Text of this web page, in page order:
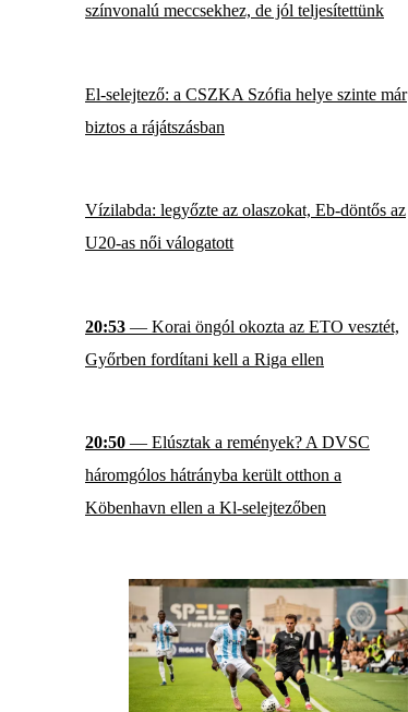
színvonalú meccsekhez, de jól teljesítettünk
El-selejtező: a CSZKA Szófia helye szinte már
biztos a rájátszásban
Vízilabda: legyőzte az olaszokat, Eb-döntős az
U20-as női válogatott
20:53 — Korai öngól okozta az ETO vesztét,
Győrben fordítani kell a Riga ellen
20:50 — Elúsztak a remények? A DVSC
háromgólos hátrányba került otthon a
Köbenhavn ellen a Kl-selejtezőben